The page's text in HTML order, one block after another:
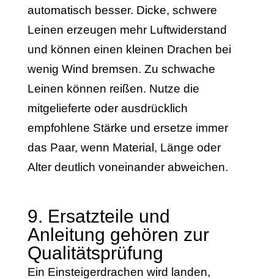
automatisch besser. Dicke, schwere
Leinen erzeugen mehr Luftwiderstand
und können einen kleinen Drachen bei
wenig Wind bremsen. Zu schwache
Leinen können reißen. Nutze die
mitgelieferte oder ausdrücklich
empfohlene Stärke und ersetze immer
das Paar, wenn Material, Länge oder
Alter deutlich voneinander abweichen.
9. Ersatzteile und
Anleitung gehören zur
Qualitätsprüfung
Ein Einsteigerdrachen wird landen,